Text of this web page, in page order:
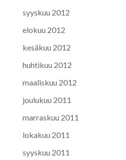
syyskuu 2012
elokuu 2012
kesäkuu 2012
huhtikuu 2012
maaliskuu 2012
joulukuu 2011
marraskuu 2011
lokakuu 2011
syyskuu 2011